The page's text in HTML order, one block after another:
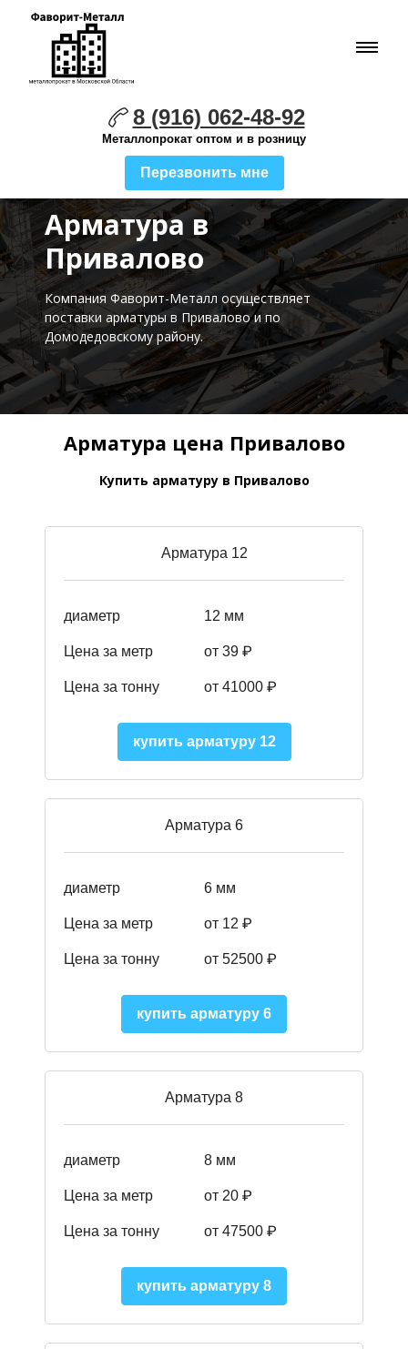
8 (916) 062-48-92
Металлопрокат оптом и в розницу
Перезвонить мне
Арматура в
Привалово
Компания Фаворит-Металл осуществляет
поставки арматуры в Привалово и по
Домодедовскому району.
Арматура цена Привалово
Купить арматуру в Привалово
Арматура 12
диаметр 12 мм
Цена за метр от 39 ₽
Цена за тонну от 41000 ₽
купить арматуру 12
Арматура 6
диаметр 6 мм
Цена за метр от 12 ₽
Цена за тонну от 52500 ₽
купить арматуру 6
Арматура 8
диаметр 8 мм
Цена за метр от 20 ₽
Цена за тонну от 47500 ₽
купить арматуру 8